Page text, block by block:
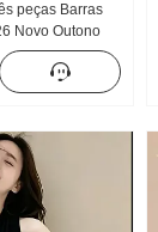
peças Barras
Novo Outono
Pernas Elástico
Guarda Calças